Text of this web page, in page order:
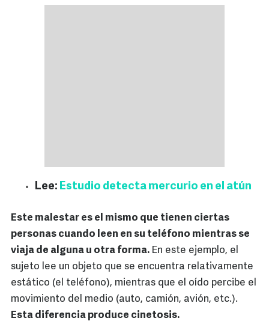
Lee: Estudio detecta mercurio en el atún
Este malestar es el mismo que tienen ciertas
personas cuando leen en su teléfono mientras se
viaja de alguna u otra forma. En este ejemplo, el
sujeto lee un objeto que se encuentra relativamente
estático (el teléfono), mientras que el oído percibe el
movimiento del medio (auto, camión, avión, etc.).
Esta diferencia produce cinetosis.